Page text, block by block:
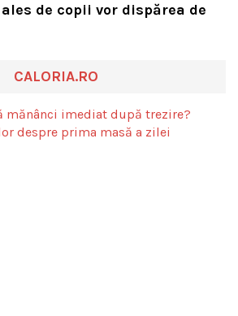
de copii vor dispărea de
CALORIA.RO